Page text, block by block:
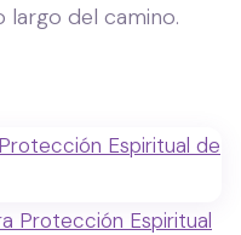
largo del camino.
Protección Espiritual